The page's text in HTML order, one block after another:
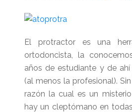
El protractor es una
ortodoncista, la
años de estudiante y de
(al menos la profesional).
razón la cual es un
hay un cleptómano en